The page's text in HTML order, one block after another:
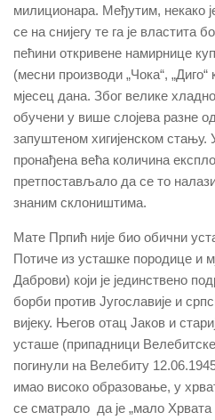
милиционара. Међутим, некако
се на снијегу те га је властита
пећини откривене намирнице
(месни производи „Чока“,
мјесец дана. Због велике
обучени у више слојева разне
запуштеном хигијенском стању.
пронађена већа количина
претпостављало да се то
знаним склоништима.
Мате Прпић није био обични
Потиче из усташке породице и
Даброви) који је јединствено
борби против Југославије и
вијеку. Његов отац Јаков и
усташе (припадници
погинули на Велебиту
имао високо образовање, у
се сматрало да је „мало Хрвата